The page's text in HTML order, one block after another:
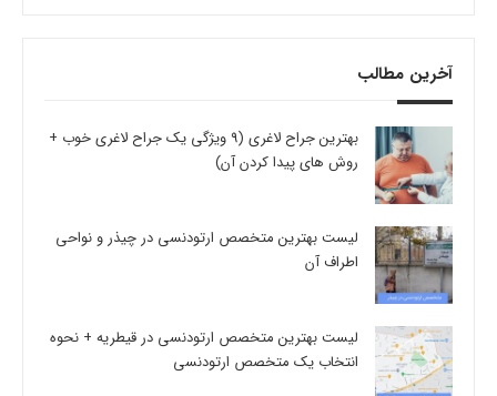
آخرین مطالب
بهترین جراح لاغری (9 ویژگی یک جراح لاغری خوب +
روش های پیدا کردن آن)
لیست بهترین متخصص ارتودنسی در چیذر و نواحی
اطراف آن
لیست بهترین متخصص ارتودنسی در قیطریه + نحوه
انتخاب یک متخصص ارتودنسی